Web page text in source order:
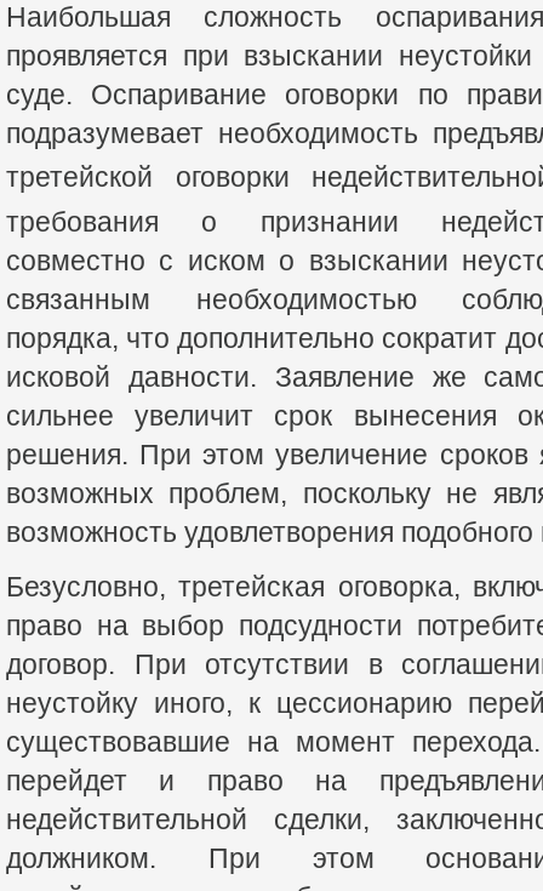
Наибольшая сложность
проявляется при взыскании
суде. Оспаривание оговорки по
подразумевает необходимость
третейской оговорки
требования о признании
совместно с иском о взыскании
связанным необходимостью
порядка, что дополнительно сократит
исковой давности. Заявление же
сильнее увеличит срок вынесения
решения. При этом увеличение сроков
возможных проблем, поскольку не
возможность удовлетворения подобного
Безусловно, третейская оговорка,
право на выбор подсудности
договор. При отсутствии в
неустойку иного, к цессионарию
существовавшие на момент
перейдет и право на
недействительной сделки,
должником. При этом